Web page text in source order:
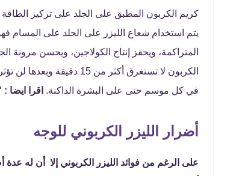
كريم الكربون المطبق على الجلد على تركيز
يتم استخدام شعاع الليزر على الجلد على المسام
المتراكمة، ويحفز إنتاج الكولاجين، ويحسن مرونة
الكربون لا تستغرق أكثر
في كل موسم حتى على البشرة الداكنة. اقرا ايضا :
أضرار الليزر الكربوني للوجه
على الرغم من فوائد الليزر الكربوني إلا أن له